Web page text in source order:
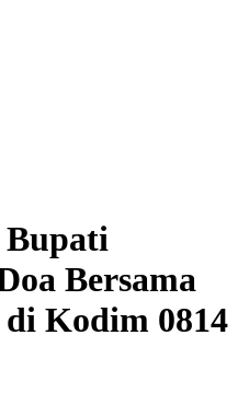
Bupati
Bersama
Kodim 0814